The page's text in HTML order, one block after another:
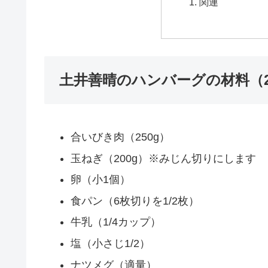
土井善晴のハンバーグの材料（
合いびき肉（250g）
玉ねぎ（200g）※みじん切りにします
卵（小1個）
食パン（6枚切りを1/2枚）
牛乳（1/4カップ）
塩（小さじ1/2）
ナツメグ（適量）